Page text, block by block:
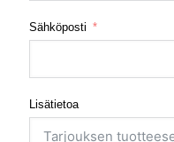
Sähköposti
Lisätietoa